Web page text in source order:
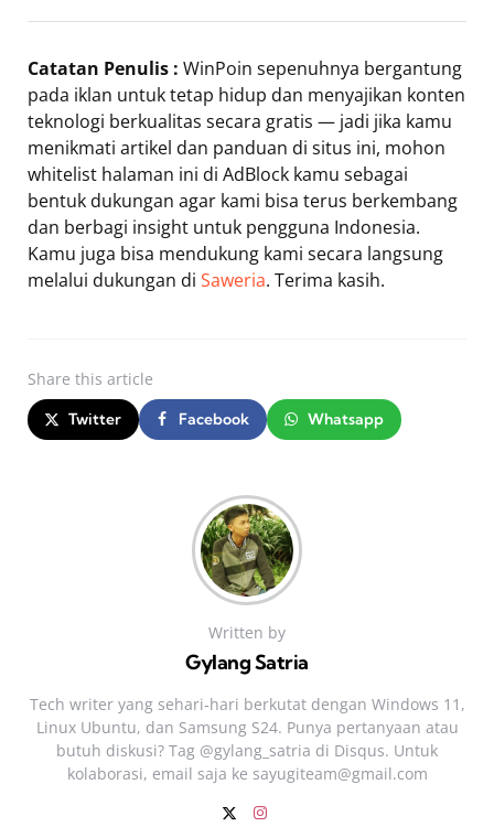
Catatan Penulis : WinPoin sepenuhnya bergantung
pada iklan untuk tetap hidup dan menyajikan konten
teknologi berkualitas secara gratis — jadi jika kamu
menikmati artikel dan panduan di situs ini, mohon
whitelist halaman ini di AdBlock kamu sebagai
bentuk dukungan agar kami bisa terus berkembang
dan berbagi insight untuk pengguna Indonesia.
Kamu juga bisa mendukung kami secara langsung
melalui dukungan di Saweria. Terima kasih.
Share this article
Twitter Facebook Whatsapp
Written by
Gylang Satria
Tech writer yang sehari‑hari berkutat dengan Windows 11,
Linux Ubuntu, dan Samsung S24. Punya pertanyaan atau
butuh diskusi? Tag @gylang_satria di Disqus. Untuk
kolaborasi, email saja ke sayugiteam@gmail.com